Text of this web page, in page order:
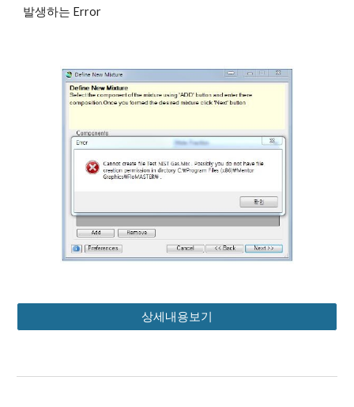
발생하는 Error
상세내용보기